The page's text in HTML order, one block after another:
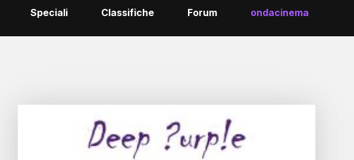
Speciali Classifiche Forum ondacinema